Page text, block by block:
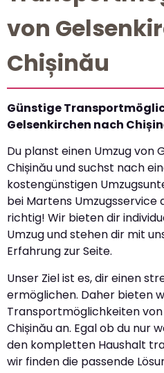
von
Chișinău
Günstige
Gelsenkirchen nach
Du planst einen Umzug von
Chișinău und suchst nach
kostengünstigen
bei Martens Umzugsservice
richtig! Wir bieten dir
Umzug und stehen dir mit
Erfahrung zur Seite.
Unser Ziel ist es, dir einen
ermöglichen. Daher bieten
Transportmöglichkeiten
Chișinău an. Egal ob du nur
den kompletten Haushalt
wir finden die passende